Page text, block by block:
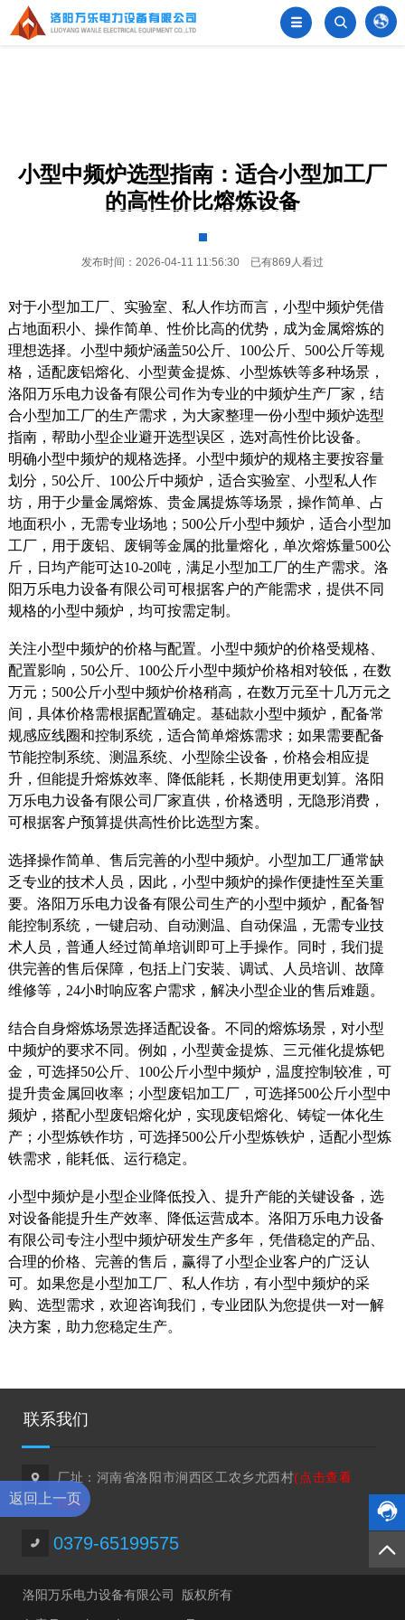
󦂺


小型中频炉选型指南：适合小型加工厂
的高性价比熔炼设备
发布时间：2026-04-11 11:56:30 已有869人看过
返回上一页
对于小型加工厂、实验室、私人作坊而言，小型中频炉凭借
占地面积小、操作简单、性价比高的优势，成为金属熔炼的
理想选择。小型中频炉涵盖50公斤、100公斤、500公斤等规
格，适配废铝熔化、小型黄金提炼、小型炼铁等多种场景，
洛阳万乐电力设备有限公司作为专业的中频炉生产厂家，结
合小型加工厂的生产需求，为大家整理一份小型中频炉选型
指南，帮助小型企业避开选型误区，选对高性价比设备。
明确小型中频炉的规格选择。小型中频炉的规格主要按容量
划分，50公斤、100公斤中频炉，适合实验室、小型私人作
坊，用于少量金属熔炼、贵金属提炼等场景，操作简单、占
地面积小，无需专业场地；500公斤小型中频炉，适合小型加
工厂，用于废铝、废铜等金属的批量熔化，单次熔炼量500公
斤，日均产能可达10-20吨，满足小型加工厂的生产需求。洛
阳万乐电力设备有限公司可根据客户的产能需求，提供不同
规格的小型中频炉，均可按需定制。
关注小型中频炉的价格与配置。小型中频炉的价格受规格、
配置影响，50公斤、100公斤小型中频炉价格相对较低，在数
万元；500公斤小型中频炉价格稍高，在数万元至十几万元之
间，具体价格需根据配置确定。基础款小型中频炉，配备常
规感应线圈和控制系统，适合简单熔炼需求；如果需要配备
节能控制系统、测温系统、小型除尘设备，价格会相应提
升，但能提升熔炼效率、降低能耗，长期使用更划算。洛阳
万乐电力设备有限公司厂家直供，价格透明，无隐形消费，
可根据客户预算提供高性价比选型方案。
选择操作简单、售后完善的小型中频炉。小型加工厂通常缺
乏专业的技术人员，因此，小型中频炉的操作便捷性至关重
要。洛阳万乐电力设备有限公司生产的小型中频炉，配备智
能控制系统，一键启动、自动测温、自动保温，无需专业技
术人员，普通人经过简单培训即可上手操作。同时，我们提
供完善的售后保障，包括上门安装、调试、人员培训、故障
维修等，24小时响应客户需求，解决小型企业的售后难题。
结合自身熔炼场景选择适配设备。不同的熔炼场景，对小型
中频炉的要求不同。例如，小型黄金提炼、三元催化提炼钯
金，可选择50公斤、100公斤小型中频炉，温度控制较准，可
提升贵金属回收率；小型废铝加工厂，可选择500公斤小型中
频炉，搭配小型废铝熔化炉，实现废铝熔化、铸锭一体化生
产；小型炼铁作坊，可选择500公斤小型炼铁炉，适配小型炼
铁需求，能耗低、运行稳定。
小型中频炉是小型企业降低投入、提升产能的关键设备，选
对设备能提升生产效率、降低运营成本。洛阳万乐电力设备
有限公司专注小型中频炉研发生产多年，凭借稳定的产品、
合理的价格、完善的售后，赢得了小型企业客户的广泛认
可。如果您是小型加工厂、私人作坊，有小型中频炉的采
购、选型需求，欢迎咨询我们，专业团队为您提供一对一解
决方案，助力您稳定生产。


联系我们
 厂址：河南省洛阳市涧西区工农乡尤西村(点击查看
路线)
 0379-65199575
洛阳万乐电力设备有限公司 版权所有